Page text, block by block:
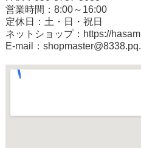
営業時間：8:00～16:00
定休日：土・日・祝日
ネットショップ： https://
E-mail：